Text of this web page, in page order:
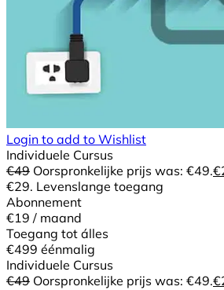
Login to add to Wishlist
Individuele Cursus
€49 Oorspronkelijke prijs was: €49.€
€29. Levenslange toegang
Abonnement
€19 / maand
Toegang tot álles
€499 éénmalig
Individuele Cursus
€49 Oorspronkelijke prijs was: €49.€